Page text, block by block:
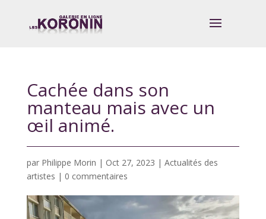
Cachée dans son
manteau mais avec un
œil animé.
par Philippe Morin | Oct 27, 2023 | Actualités des
artistes | 0 commentaires